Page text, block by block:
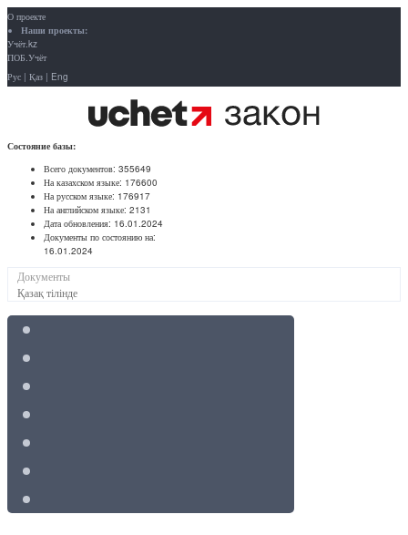
О проекте
Наши проекты:
Учёт.kz
ПОБ.Учёт
Рус | Қаз | Eng
Состояние базы:
Всего документов: 355649
На казахском языке: 176600
На русском языке: 176917
На английском языке: 2131
Дата обновления: 16.01.2024
Документы по состоянию на:
16.01.2024
Документы
Қазақ тілінде